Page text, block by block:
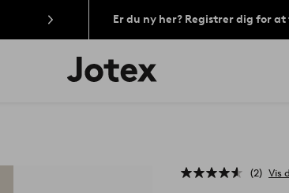
Er du ny her? Registrer dig for
Jotex
logo
2 Vis